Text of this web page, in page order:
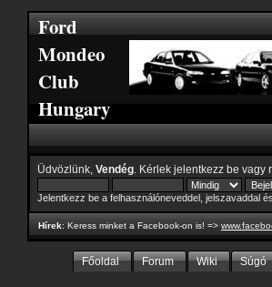
Ford
Mondeo
Club
Hungary
Üdvözlünk, Vendég . Kérlek jelentkezz be vagy
Jelentkezz be a felhasználóneveddel, jelszavaddal
Hírek: Keress minket a Facebook-on is! =>
Főoldal Forum Wiki Súgó